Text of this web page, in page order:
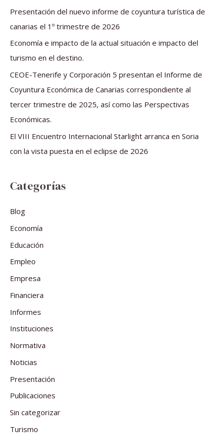
Presentación del nuevo informe de coyuntura turística de
canarias el 1º trimestre de 2026
Economía e impacto de la actual situación e impacto del
turismo en el destino.
CEOE-Tenerife y Corporación 5 presentan el Informe de
Coyuntura Económica de Canarias correspondiente al
tercer trimestre de 2025, así como las Perspectivas
Económicas.
El VIII Encuentro Internacional Starlight arranca en Soria
con la vista puesta en el eclipse de 2026
Categorías
Blog
Economía
Educación
Empleo
Empresa
Financiera
Informes
Instituciones
Normativa
Noticias
Presentación
Publicaciones
Sin categorizar
Turismo